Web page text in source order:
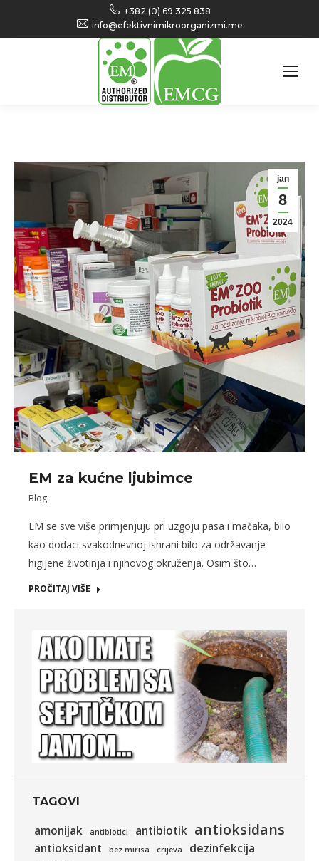
+382 (0) 69 325 838
info@efektivnimikroorganizmi.me
jan
8
2024
EM za kućne ljubimce
Blog
EM se sve više primjenjuju pri uzgoju pasa i mačaka, bilo
kao dodaci svakodnevnoj ishrani bilo za održavanje
higijene životinja i njihovog okruženja. Osim što…
PROČITAJ VIŠE
TAGOVI
amonijak antibiotici antibiotik antioksidans
antioksidant bez mirisa crijeva
dezinfekcija